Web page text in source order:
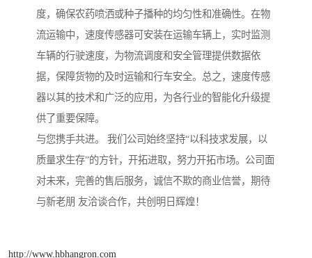
度，确保农药喷洒或种子播种的均匀性和准确性。在物
流运输中，速度传感器可安装在运输车辆上，实时监测
车辆的行驶速度，为物流调度和安全管理提供数据依
据，保障货物的及时运输和行车安全。总之，速度传感
器以其的技术和广泛的应用，为各行业的智能化升级提
供了重要保障。
与您携手共进。 我们公司始终坚持“以科技求发展，以
质量求生存”的方针，开拓进取，努力开拓市场。公司面
对未来，完善的售后服务，诚信不欺的商业信誉，期待
与新老朋 友洽谈合作，共创明日辉煌！
http://www.hbhangron.com